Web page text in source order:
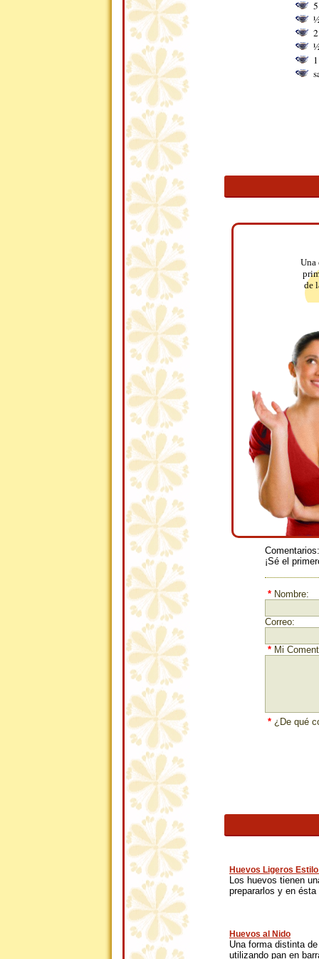
Una
de
Comentarios:
¡Sé el
* Nombre:
Correo:
* Mi
* ¿De qué
Huevos Ligeros
Los huevos tienen
prepararlos y en ésta
Huevos al Nido
Una forma distinta
utilizando pan en